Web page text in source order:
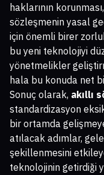
haklarının
sözleşmenin yasal
için önemli birer
bu yeni teknolojiyi
yönetmelikler
hala bu konuda net
Sonuç olarak, akıllı
standardizasyon
bir ortamda
atılacak adımlar,
şekillenmesini
teknolojinin getirdiği